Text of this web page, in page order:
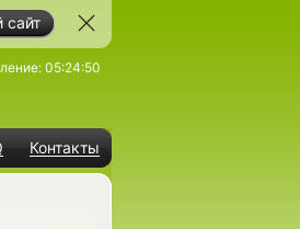
сайт
Контакты
05:24:50